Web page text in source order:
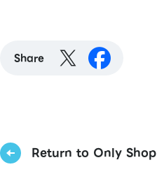
Share
Return to Only Shop